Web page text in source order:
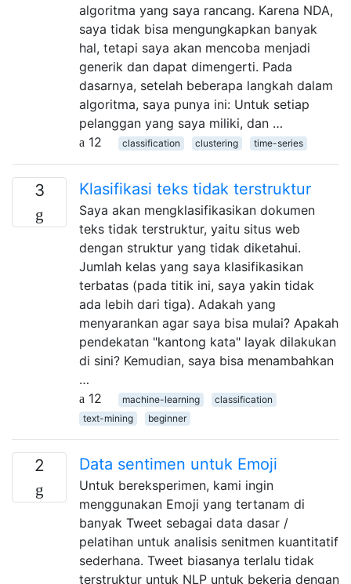
algoritma yang saya rancang. Karena NDA,
saya tidak bisa mengungkapkan banyak
hal, tetapi saya akan mencoba menjadi
generik dan dapat dimengerti. Pada
dasarnya, setelah beberapa langkah dalam
algoritma, saya punya ini: Untuk setiap
pelanggan yang saya miliki, dan …
12
classification clustering time-series
3 Klasifikasi teks tidak terstruktur
Saya akan mengklasifikasikan dokumen
teks tidak terstruktur, yaitu situs web
dengan struktur yang tidak diketahui.
Jumlah kelas yang saya klasifikasikan
terbatas (pada titik ini, saya yakin tidak
ada lebih dari tiga). Adakah yang
menyarankan agar saya bisa mulai? Apakah
pendekatan "kantong kata" layak dilakukan
di sini? Kemudian, saya bisa menambahkan
…
12
machine-learning
classification
text-mining
beginner
2 Data sentimen untuk Emoji
Untuk bereksperimen, kami ingin
menggunakan Emoji yang tertanam di
banyak Tweet sebagai data dasar /
pelatihan untuk analisis senitmen kuantitatif
sederhana. Tweet biasanya terlalu tidak
terstruktur untuk NLP untuk bekerja dengan